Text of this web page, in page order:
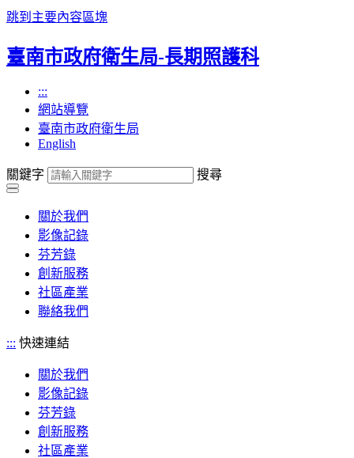
跳到主要內容區塊
臺南市政府衛生局-長期照護科
:::
網站導覽
臺南市政府衛生局
English
關鍵字 搜尋
關於我們
影像記錄
芬芳錄
創新服務
社區產業
聯絡我們
::: 快速連結
關於我們
影像記錄
芬芳錄
創新服務
社區產業